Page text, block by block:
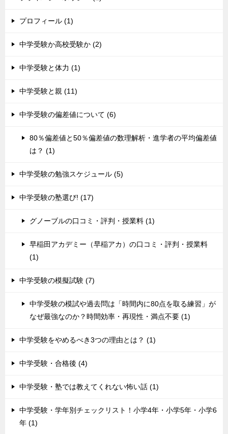
プロフィール (1)
中学受験か高校受験か (2)
中学受験と体力 (1)
中学受験と親 (11)
中学受験の偏差値について (6)
80％偏差値と50％偏差値の数理解析・進学者の平均偏差値
は？ (1)
中学受験の勉強スケジュール (5)
中学受験の塾選び! (17)
グノーブルの口コミ・評判・授業料 (1)
早稲田アカデミー（早稲アカ）の口コミ・評判・授業料
(1)
中学受験の模擬試験 (7)
中学受験の模試や過去問は「時間内に80点を取る練習」が
なぜ最強なのか？時間効率・再現性・満点不要 (1)
中学受験をやめるべき3つの理由とは？ (1)
中学受験・合格後 (4)
中学受験・塾では教えてくれない怖い話 (1)
中学受験・学年別チェックリスト！小学4年・小学5年・小学6
年 (1)